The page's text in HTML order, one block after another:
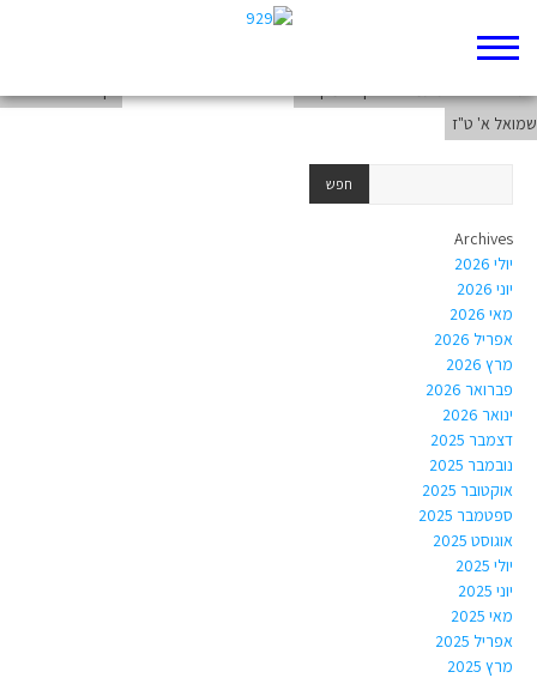
שמואל א' ט"ז
Archives
יולי 2026
יוני 2026
מאי 2026
אפריל 2026
מרץ 2026
פברואר 2026
ינואר 2026
דצמבר 2025
נובמבר 2025
אוקטובר 2025
ספטמבר 2025
אוגוסט 2025
יולי 2025
יוני 2025
מאי 2025
אפריל 2025
מרץ 2025